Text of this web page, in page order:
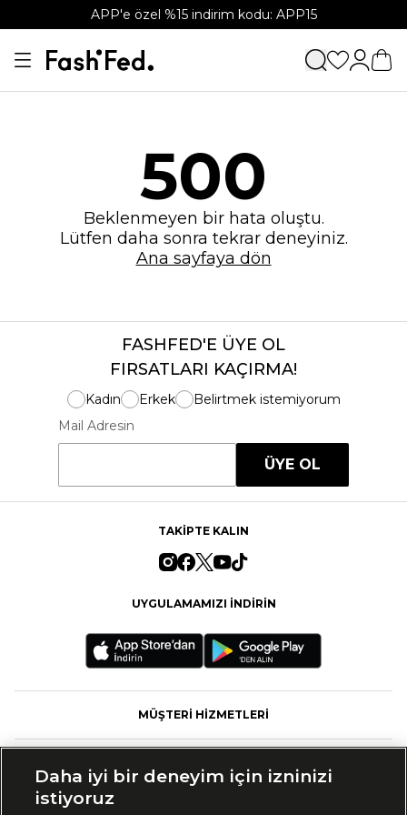
APP'e özel %15 indirim kodu: APP15
500
Beklenmeyen bir hata oluştu.
Lütfen daha sonra tekrar deneyiniz.
Ana sayfaya dön
FASHFED'E ÜYE OL
FIRSATLARI KAÇIRMA!
Kadın Erkek
Belirtmek istemiyorum
Mail Adresin
ÜYE OL
TAKİPTE KALIN
UYGULAMAMIZI İNDİRİN
MÜŞTERİ HİZMETLERİ
Daha iyi bir deneyim için izninizi
istiyoruz